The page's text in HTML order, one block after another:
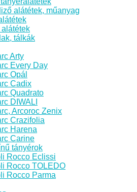
alátétek, műanyag
alátétek
tálkák
Arty
Every Day
Opál
Cadix
Quadrato
DIWALI
Arcoroc Zenix
Crazifolia
Harena
Carine
tányérok
Rocco Eclissi
Rocco TOLEDO
Rocco Parma